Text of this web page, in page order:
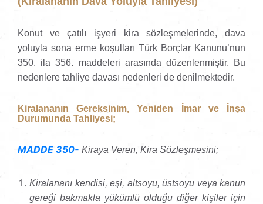
Konut ve çatılı işyeri kira sözleşmelerinde, dava
yoluyla sona erme koşulları Türk Borçlar Kanunu’nun
350. ila 356. maddeleri arasında düzenlenmiştir. Bu
nedenlere tahliye davası nedenleri de denilmektedir.
Kiralananın Gereksinim, Yeniden İmar ve İnşa
Durumunda Tahliyesi;
MADDE 350- Kiraya Veren, Kira Sözleşmesini;
Kiralananı kendisi, eşi, altsoyu, üstsoyu veya kanun
gereği bakmakla yükümlü olduğu diğer kişiler için